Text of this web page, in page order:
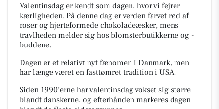
Valentinsdag er kendt som dagen, hvor vi fejrer
kærligheden. På denne dag er verden farvet rød af
roser og hjerteformede chokoladeæsker, mens
travlheden melder sig hos blomsterbutikkerne og -
buddene.
Dagen er et relativt nyt fænomen i Danmark, men
har længe været en fasttømret tradition i USA.
Siden 1990’erne har valentinsdag vokset sig større
blandt danskerne, og efterhånden markeres dagen